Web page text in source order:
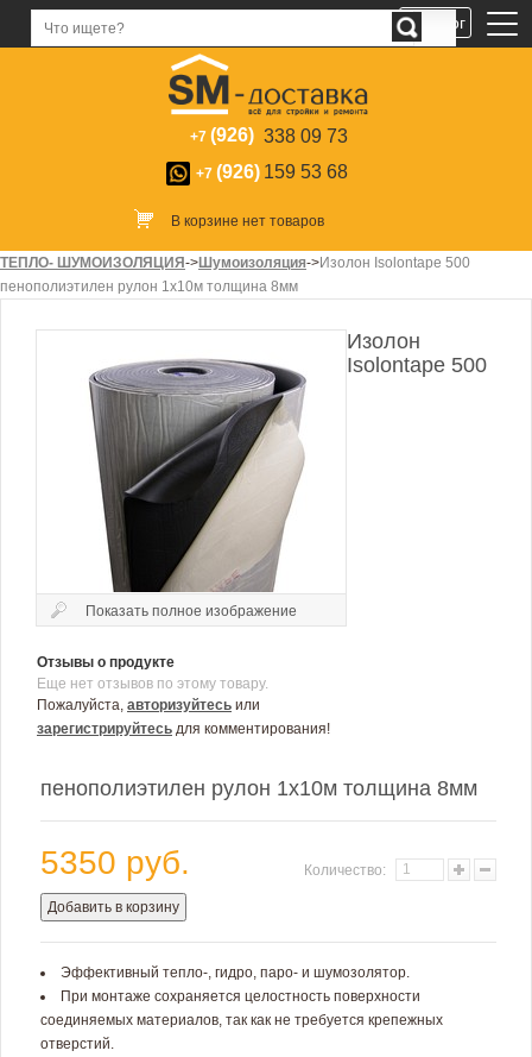
+7 (926) 338 09 73
+7 (926) 159 53 68
В корзине нет товаров
ТЕПЛО- ШУМОИЗОЛЯЦИЯ->Шумоизоляция->Изолон Isolontape 500
пенополиэтилен рулон 1х10м толщина 8мм
Показать полное изображение
Отзывы о продукте
Еще нет отзывов по этому товару.
Пожалуйста, авторизуйтесь или
зарегистрируйтесь для комментирования!
Изолон
Isolontape 500
пенополиэтилен рулон 1х10м толщина 8мм
5350 руб. Количество:
Добавить в корзину
Эффективный тепло-, гидро, паро- и шумозолятор.
При монтаже сохраняется целостность поверхности
соединяемых материалов, так как не требуется крепежных
отверстий.
Каталог